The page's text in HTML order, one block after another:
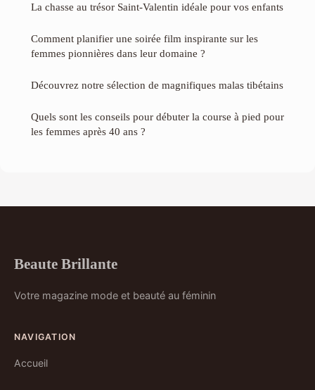
La chasse au trésor Saint-Valentin idéale pour vos enfants
Comment planifier une soirée film inspirante sur les
femmes pionnières dans leur domaine ?
Découvrez notre sélection de magnifiques malas tibétains
Quels sont les conseils pour débuter la course à pied pour
les femmes après 40 ans ?
Beaute Brillante
Votre magazine mode et beauté au féminin
NAVIGATION
Accueil